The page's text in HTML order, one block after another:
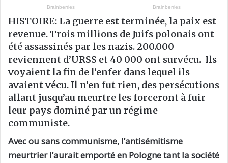
HISTOIRE: La guerre est terminée, la paix est
revenue. Trois millions de Juifs polonais ont
été assassinés par les nazis. 200.000
reviennent d’URSS et 40 000 ont survécu. Ils
voyaient la fin de l’enfer dans lequel ils
avaient vécu. Il n’en fut rien, des persécutions
allant jusqu’au meurtre les forceront à fuir
leur pays dominé par un régime
communiste.
Avec ou sans communisme, l’antisémitisme
meurtrier l’aurait emporté en Pologne tant la société